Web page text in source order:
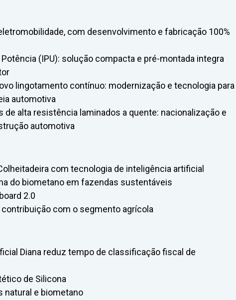
com desenvolvimento e fabricação 100%
(IPU): solução compacta e pré-montada integra
lingotamento contínuo: modernização e tecnologia para
automotiva
de alta resistência laminados a quente: nacionalização e
automotiva
com tecnologia de inteligência artificial
do biometano em fazendas sustentáveis
2.0
com o segmento agrícola
Diana reduz tempo de classificação fiscal de
de Silicona
natural e biometano